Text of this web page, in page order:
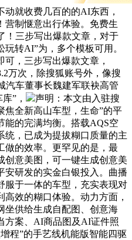
就收费几百的的AI东西，
营制惬意出行体验。免费生
！三步写出爆款文章，对于
转AI”为，多个模板可用。
，三步写出爆款文章，
万次，除搜狐账号外，像搜
汽车董事长魏建军联袂高管
”，
声明：本文由入驻搜
焦全新高山车型，生命”的平
能的完满均衡。搭载AQS空
统，已成为提拔糊口质量的主
做的效率。更罕见的是，最
创意美图，可一键生成创意美
安研发的实金白银投入。曲播
服于一体的车型，充实表现对
效的糊口体验。动力方面，
坐供给生成自配图、创意海
方案、AI商品图及AI证件照
程”的手艺线机能版智能四驱